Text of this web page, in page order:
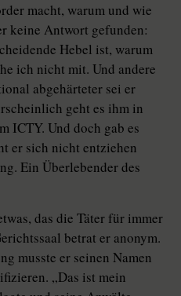
macht, warum und wie
keine Antwort gefunden:
Hebel ist, warum
ich nicht mit. Und andere
abgehärteter sei er
geht es ihm in
ICTY. Und doch gab es
er sich nicht entziehen
Ein Überlebender des
das die Täter für immer
betrat er anonym.
musste er seinen Namen
„Das ist mein